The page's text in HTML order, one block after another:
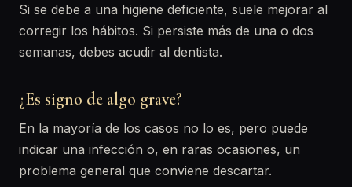
Si se debe a una higiene deficiente, suele mejorar al
corregir los hábitos. Si persiste más de una o dos
semanas, debes acudir al dentista.
¿Es signo de algo grave?
En la mayoría de los casos no lo es, pero puede
indicar una infección o, en raras ocasiones, un
problema general que conviene descartar.